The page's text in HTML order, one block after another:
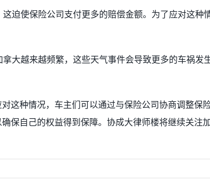
迫使保险公司支付更多的赔偿金额。为了应对这种情
大越来越频繁，这些天气事件会导致更多的车祸发
这种情况，车主们可以通过与保险公司协商调整保
确保自己的权益得到保障。协成大律师楼将继续关注